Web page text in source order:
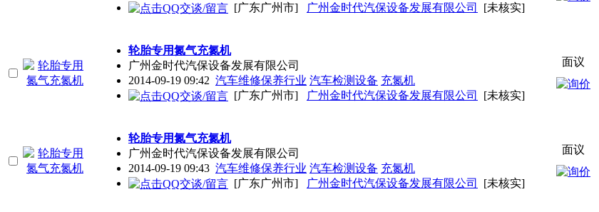
[广东广州市]
广州金时代汽保设备发展有限公司 [未核实]
轮胎专用氮气充氮机
广州金时代汽保设备发展有限公司
2014-09-19 09:42 汽车维修保养行业 汽车检测设备 充氮机
[广东广州市]
广州金时代汽保设备发展有限公司 [未核实]
面议
轮胎专用氮气充氮机
广州金时代汽保设备发展有限公司
2014-09-19 09:43 汽车维修保养行业 汽车检测设备 充氮机
[广东广州市]
广州金时代汽保设备发展有限公司 [未核实]
面议